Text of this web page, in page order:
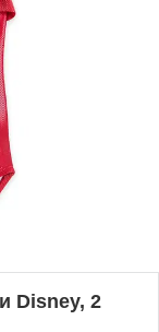
Disney, 2